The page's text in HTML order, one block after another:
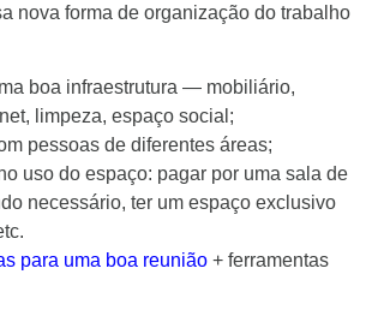
nova forma de organização do trabalho
boa infraestrutura — mobiliário,
limpeza, espaço social;
pessoas de diferentes áreas;
uso do espaço: pagar por uma sala de
necessário, ter um espaço exclusivo
para uma boa reunião + ferramentas